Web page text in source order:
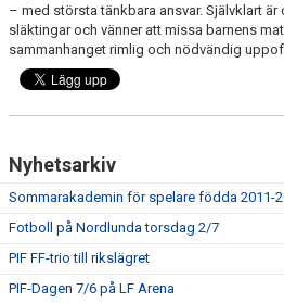
– med största tänkbara ansvar. Självklart
släktingar och vänner att missa barnens
sammanhanget rimlig och nödvändig
Nyhetsarkiv
Sommarakademin för spelare födda 2011-
Fotboll på Nordlunda torsdag 2/7
PIF FF-trio till rikslägret
PIF-Dagen 7/6 på LF Arena